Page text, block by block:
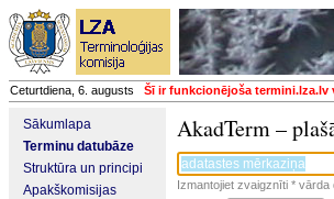
Ceturtdiena, 6. augusts Šī ir funkcionējoša termini.lza.lv
Sākumlapa
Terminu datubāze
Struktūra un principi
Apakškomisijas
AkadTerm –
Izmantojiet zvaigznīti *